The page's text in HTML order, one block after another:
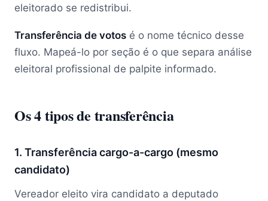
eleitorado se redistribui.
Transferência de votos é o nome técnico desse
fluxo. Mapeá-lo por seção é o que separa análise
eleitoral profissional de palpite informado.
Os 4 tipos de transferência
1. Transferência cargo-a-cargo (mesmo
candidato)
Vereador eleito vira candidato a deputado